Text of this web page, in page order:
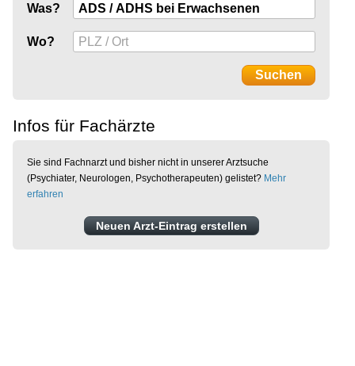
Was?
Wo?
Infos für Fachärzte
Sie sind Fachnarzt und bisher nicht in unserer Arztsuche
(Psychiater, Neurologen, Psychotherapeuten) gelistet? Mehr
erfahren
Neuen Arzt-Eintrag erstellen